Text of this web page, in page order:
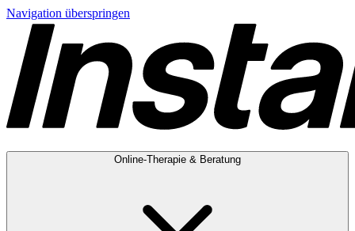
Navigation überspringen
Online-Therapie & Beratung